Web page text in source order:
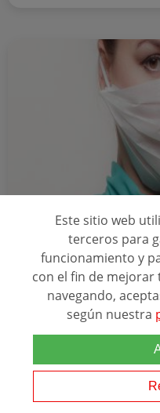
A Distancia
TANATOESTÉTICA Y
Relacionado con esta
Cursando esta formación te
teórico-prácticos necesarios
Tanatopraxia. Profundizarás
Este sitio web
terceros para
funcionamiento y
con el fin de
navegando,
según nuestra